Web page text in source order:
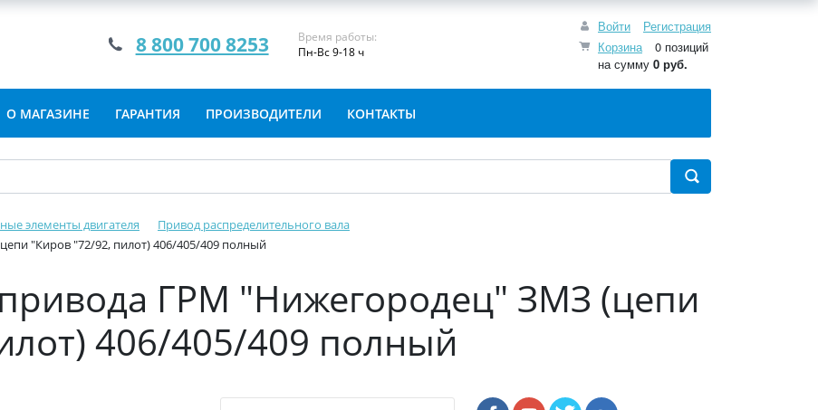
Войти
Регистрация
Корзина
0 позиций
на сумму 0 руб.
8 800 700 8253
Время работы:
Пн-Вс 9-18 ч
О МАГАЗИНЕ ГАРАНТИЯ ПРОИЗВОДИТЕЛИ КОНТАКТЫ
элементы двигателя
Привод распределительного вала
"Киров "72/92, пилот) 406/405/409 полный
ГРМ "Нижегородец" ЗМЗ (цепи
406/405/409 полный